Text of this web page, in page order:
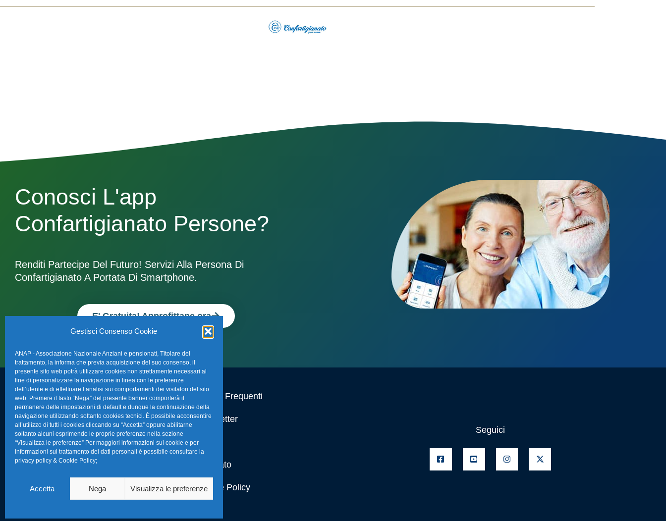
Gestisci Consenso Cookie
ANAP - Associazione Nazionale Anziani e pensionati, Titolare del
trattamento, la informa che previa acquisizione del suo consenso, il
presente sito web potrà utilizzare cookies non strettamente necessari al
fine di personalizzare la navigazione in linea con le preferenze
dell’utente e di effettuare l’analisi sui comportamenti dei visitatori del sito
web. Premere il tasto “Nega” del presente banner comporterà il
permanere delle impostazioni di default e dunque la continuazione della
navigazione utilizzando soltanto cookies tecnici. È possibile acconsentire
all’utilizzo di tutti i cookies cliccando su “Accetta” oppure abilitarne
soltanto alcuni esprimendo le proprie preferenze nella sezione
“Visualizza le preferenze” Per maggiori informazioni sui cookie e per
informazioni sul trattamento dei dati personali è possibile consultare la
privacy policy & Cookie Policy;
Accetta Nega Visualizza le preferenze
Conosci L'app
Confartigianato Persone?
Renditi Partecipe Del Futuro! Servizi Alla Persona Di
Confartigianato A Portata Di Smartphone.
E' Gratuita! Approfittane ora
Sede Nazionale Anap Confartigianato:
Indirizzo: Via S. Giovanni in Laterano,
152 – 00184 Roma RM
Telefono: 0670374202
E-mail: anap@confartigianato.it
FAQ – Domande Frequenti
La nostra Newsletter
Link Utili
TG Confartigianato
Privacy & Cookie Policy
Seguici